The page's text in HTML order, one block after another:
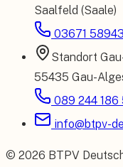
Saalfeld (Saale)
03671
Standort
55435 Gau-
089 244 186
info@btpv-
© 2026 BTPV